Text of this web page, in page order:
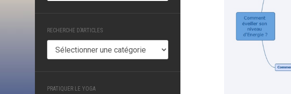
RECHERCHE D’ARTICLES
PRATIQUER LE YOGA